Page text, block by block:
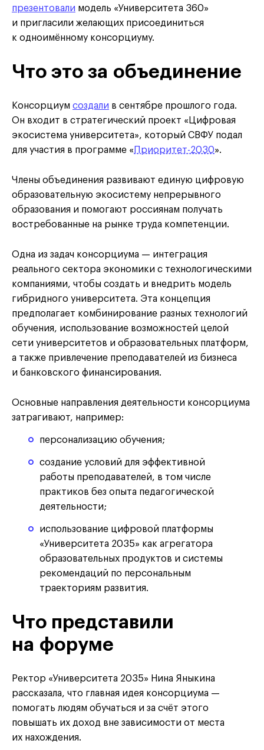
презентовали модель «Университета 360»
и пригласили желающих присоединиться
к одноимённому консорциуму.
Что это за объединение
Консорциум создали в сентябре прошлого года.
Он входит в стратегический проект «Цифровая
экосистема университета», который СВФУ подал
для участия в программе « Приоритет-2030».
Члены объединения развивают единую цифровую
образовательную экосистему непрерывного
образования и помогают россиянам получать
востребованные на рынке труда компетенции.
Одна из задач консорциума — интеграция
реального сектора экономики с технологическими
компаниями, чтобы создать и внедрить модель
гибридного университета. Эта концепция
предполагает комбинирование разных технологий
обучения, использование возможностей целой
сети университетов и образовательных платформ,
а также привлечение преподавателей из бизнеса
и банковского финансирования.
Основные направления деятельности консорциума
затрагивают, например:
персонализацию обучения;
создание условий для эффективной
работы преподавателей, в том числе
практиков без опыта педагогической
деятельности;
использование цифровой платформы
«Университета 2035» как агрегатора
образовательных продуктов и системы
рекомендаций по персональным
траекториям развития.
Что представили
на форуме
Ректор «Университета 2035» Нина Яныкина
рассказала, что главная идея консорциума —
помогать людям обучаться и за счёт этого
повышать их доход вне зависимости от места
их нахождения.